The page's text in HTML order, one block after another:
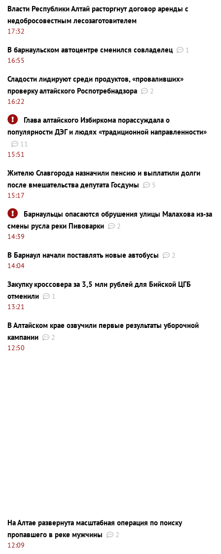
Власти Республики Алтай расторгнут договор аренды с
недобросовестным лесозаготовителем
17:32
В барнаульском автоцентре сменился совладелец
1
16:55
Сладости лидируют среди продуктов, «проваливших»
проверку алтайского Роспотребнадзора
2
16:22
Глава алтайского Избиркома порассуждала о
популярности ДЭГ и людях «традиционной направленности»
11
15:51
Жителю Славгорода назначили пенсию и выплатили долги
после вмешательства депутата Госдумы
5
15:17
Барнаульцы опасаются обрушения улицы Малахова из-за
смены русла реки Пивоварки
2
14:39
В Барнаул начали поставлять новые автобусы
2
14:04
Закупку кроссовера за 3,5 млн рублей для Бийской ЦГБ
отменили
1
13:21
В Алтайском крае озвучили первые результаты уборочной
кампании
2
12:50
На Алтае развернута масштабная операция по поиску
пропавшего в реке мужчины
2
12:09